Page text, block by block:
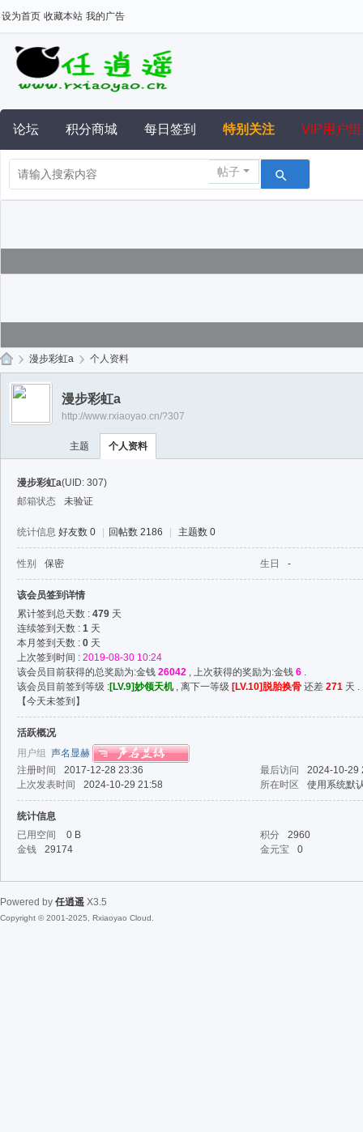
设为首页 收藏本站 我的广告
论坛 积分商城 每日签到 特别关注 VIP用户组
帖子
任
遥
› 漫步彩虹a › 个人资料
漫步彩虹a
http://www.rxiaoyao.cn/?307
主题 个人资料
漫步彩虹a(UID: 307)
邮箱状态
未验证
统计信息 好友数 0 回帖数 2186 主题数 0
性别 保密 生日 -
该会员签到详情
累计签到总天数 : 479 天
连续签到天数 : 1 天
本月签到天数 : 0 天
上次签到时间 : 2019-08-30 10:24
该会员目前获得的总奖励为:金钱 26042 , 上次获得的奖励为:金钱 6 .
该会员目前签到等级 :[LV.9]妙领天机, 离下一等级 [LV.10]脱胎换骨 还差 271 天 .
【今天未签到 】
活跃概况
用户组 声名显赫
注册时间
2017-12-28 23:36 最后访问
2024-10-29
上次发表时间
2024-10-29 21:58 所在时区 使用系统默
统计信息
已用空间
0 B 积分
2960
金钱
29174 金元宝 0
Powered by 任逍遥 X3.5
Copyright © 2001-2025, Rxiaoyao Cloud.